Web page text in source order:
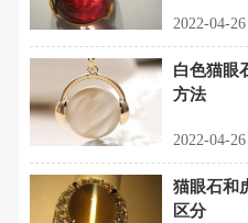
2022-04-26
白色猫眼
方法
2022-04-26
猫眼石和
区分